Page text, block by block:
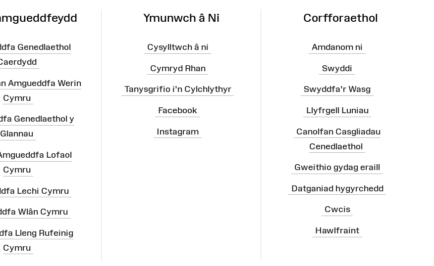
Genedlaethol
Amgueddfa Werin
Cymru
Genedlaethol y
Glannau
Lofaol
Cymru
Lechi Cymru
Wlân Cymru
Lleng Rufeinig
Cymru
Ymunwch â Ni
Cysylltwch â ni
Cymryd Rhan
Tanysgrifio i'n Cylchlythyr
Facebook
Instagram
Corfforaethol
Amdanom ni
Swyddi
Swyddfa'r Wasg
Llyfrgell Luniau
Canolfan Casgliadau
Cenedlaethol
Gweithio gydag eraill
Datganiad hygyrchedd
Cwcis
Hawlfraint